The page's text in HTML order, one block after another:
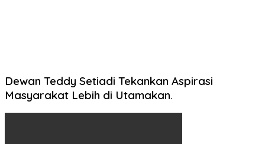
Dewan Teddy Setiadi Tekankan Aspirasi
Masyarakat Lebih di Utamakan.